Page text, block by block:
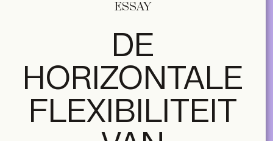
ESSAY
DE
HORIZONTALE
FLEXIBILITEIT